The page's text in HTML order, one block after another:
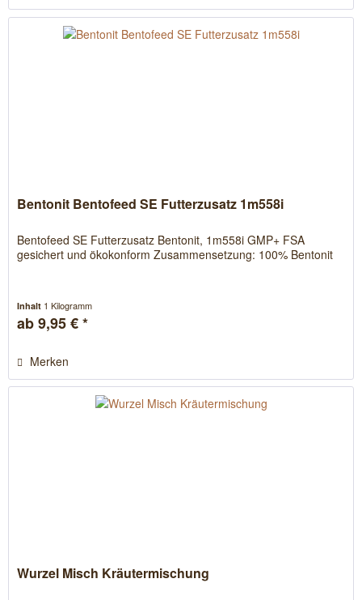
Bentonit Bentofeed SE Futterzusatz 1m558i
Bentofeed SE Futterzusatz Bentonit, 1m558i GMP+ FSA
gesichert und ökokonform Zusammensetzung: 100% Bentonit
Inhalt 1 Kilogramm
ab 9,95 € *
Merken
Wurzel Misch Kräutermischung